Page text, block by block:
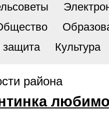
защита
Культура
района